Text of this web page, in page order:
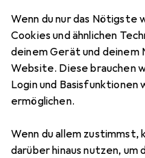
Wenn du nur das Nötigste
Cookies und ähnlichen
deinem Gerät und deinem
Website. Diese brauchen
Login und Basisfunktionen
ermöglichen.
Wenn du allem zustimmst,
darüber hinaus nutzen,
MENGENRABATT
Fighter-1,
EUR
12,77 Spare